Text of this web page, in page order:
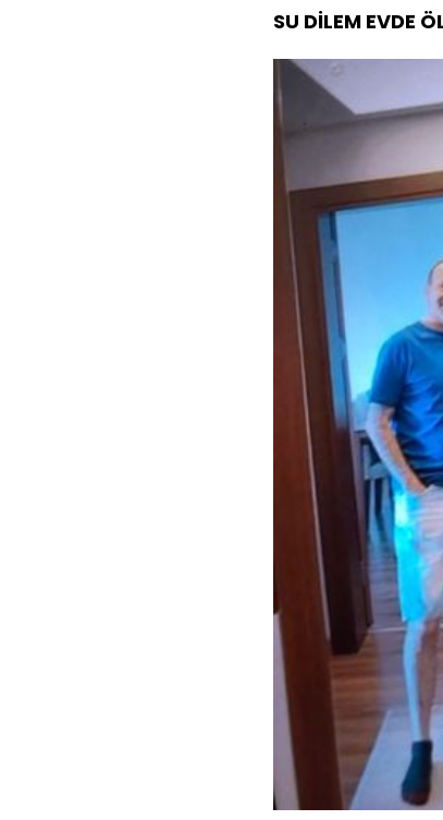
SU DİLEM EVDE